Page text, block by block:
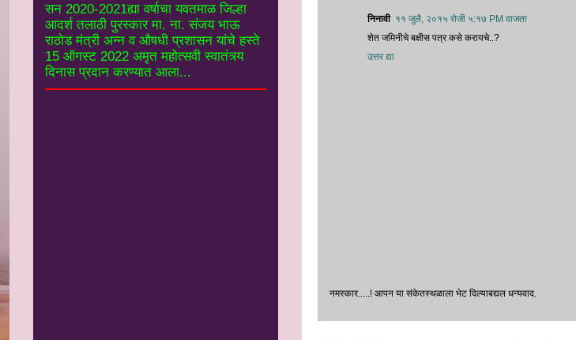
निनावी ११ जुलै, २०१५ रोजी ५:१७ PM वाजता
शेत जमिनीचे बक्षीस पत्र कसे करायचे..?
उत्तर द्या
नमस्‍कार.....! आपन या संकेतस्थळाला भेट दिल्‍याबद्यल धन्‍यवाद.
सन 2020-2021ह्या वर्षाचा यवतमाळ जिल्हा
आदर्श तलाठी पुरस्कार मा. ना. संजय भाऊ
राठोड मंत्री अन्न व औषधी प्रशासन यांचे हस्ते
15 ऑगस्ट 2022 अमृत महोत्सवी स्वातंत्र्य
दिनास प्रदान करण्यात आला...